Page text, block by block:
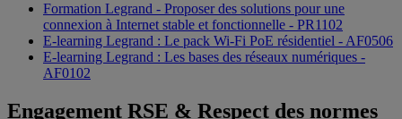
Formation Legrand - Proposer des solutions pour une
connexion à Internet stable et fonctionnelle - PR1102
E-learning Legrand : Le pack Wi-Fi PoE résidentiel - AF0506
E-learning Legrand : Les bases des réseaux numériques -
AF0102
Engagement RSE & Respect des normes